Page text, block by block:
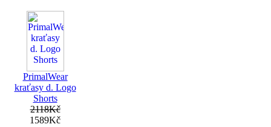
PrimalWear
kraťasy d. Logo
Shorts
2118Kč
1589Kč